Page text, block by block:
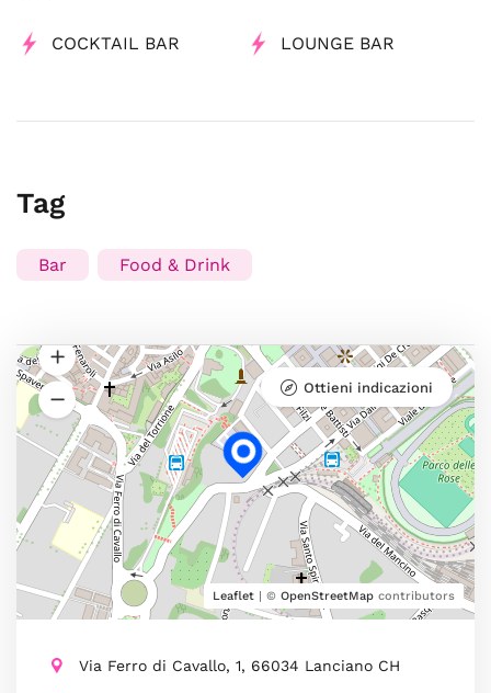
COCKTAIL BAR LOUNGE BAR
Tag
Bar Food & Drink
Leaflet | © OpenStreetMap contributors
Ottieni indicazioni
Via Ferro di Cavallo, 1, 66034 Lanciano CH